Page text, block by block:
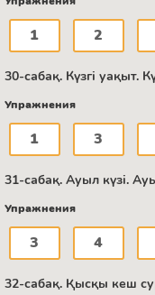
1 2
30-сабақ. Күзгі уақыт.
Упражнения
1 3
31-сабақ. Ауыл күзі.
Упражнения
3 4
32-сабақ. Қысқы кеш